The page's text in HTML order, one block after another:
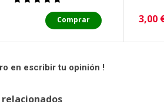
Comprar 3,00
en escribir tu opinión !